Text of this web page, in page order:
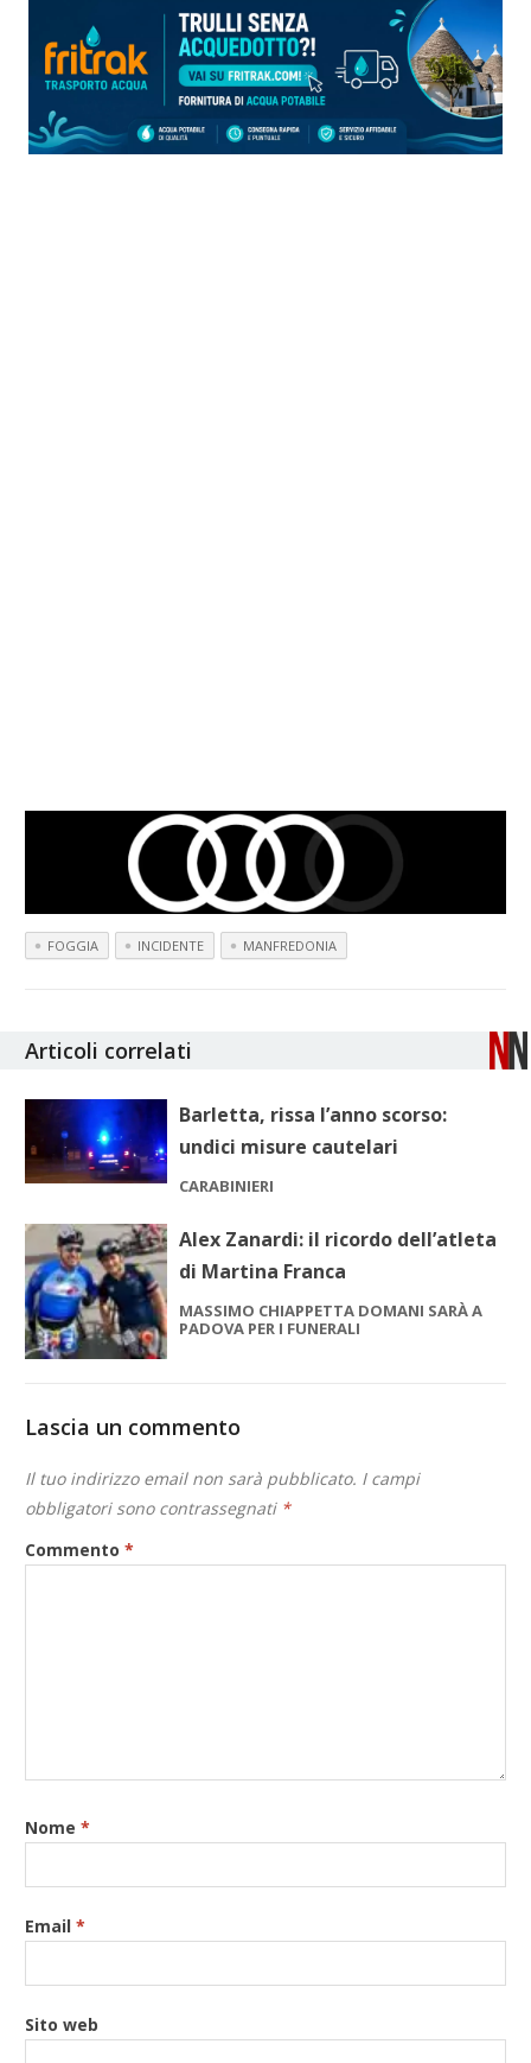
FOGGIA INCIDENTE MANFREDONIA
Articoli correlati
Barletta, rissa l’anno scorso:
undici misure cautelari
CARABINIERI
Alex Zanardi: il ricordo dell’atleta
di Martina Franca
MASSIMO CHIAPPETTA DOMANI SARÀ A
PADOVA PER I FUNERALI
Lascia un commento
Il tuo indirizzo email non sarà pubblicato. I campi
obbligatori sono contrassegnati *
Commento*
Nome*
Email*
Sito web